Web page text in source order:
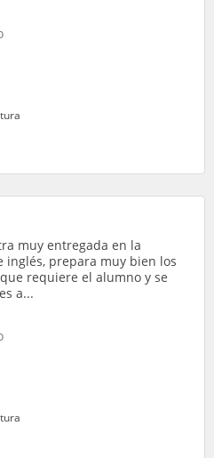
muy entregada en la
inglés, prepara muy bien los
requiere el alumno y se
a...